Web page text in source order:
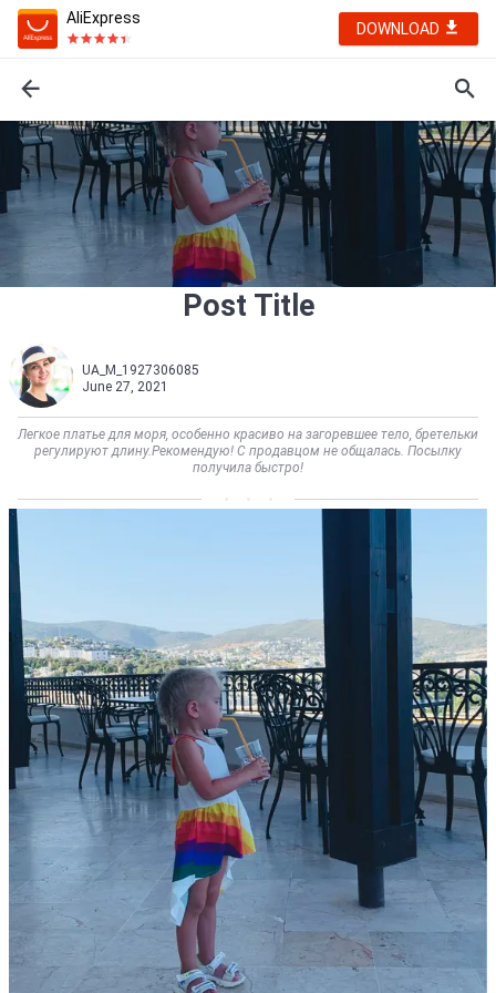
AliExpress
DOWNLOAD
Post Title
UA_M_1927306085
June 27, 2021
Легкое платье для моря, особенно красиво на загоревшее тело, бретельки
регулируют длину.Рекомендую! С продавцом не общалась. Посылку
получила быстро!